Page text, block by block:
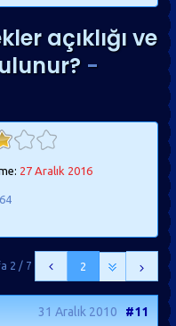
açıklığı ve
-
27 Aralık 2016
64
2
2 / 7
31 Aralık 2010 #11